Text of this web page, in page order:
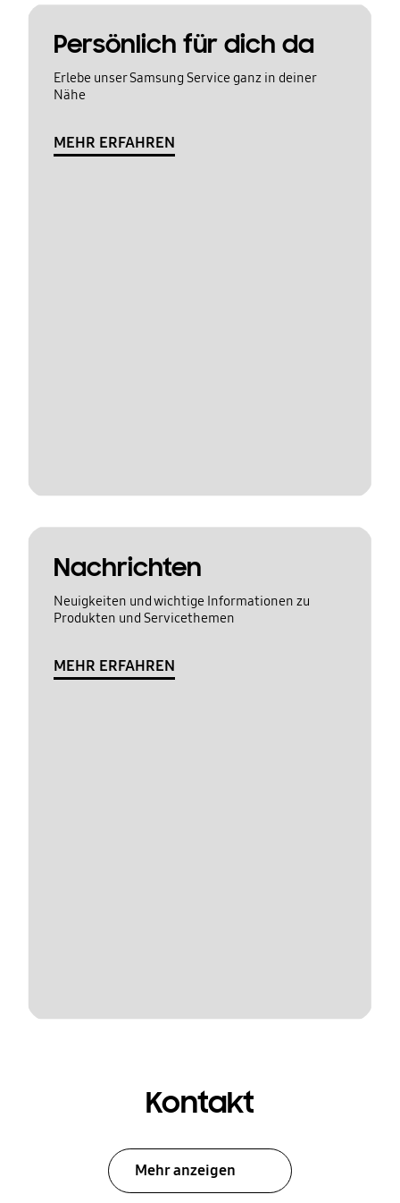
Persönlich für dich da
Erlebe unser Samsung Service ganz in deiner
Nähe
MEHR ERFAHREN
Nachrichten
Neuigkeiten und wichtige Informationen zu
Produkten und Servicethemen
MEHR ERFAHREN
Kontakt
Mehr anzeigen